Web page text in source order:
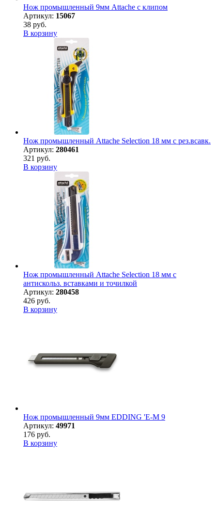
Нож промышленный 9мм Attache с клипом
Артикул: 15067
38 руб.
В корзину
Нож промышленный Attache Selection 18 мм с рез.всавк.
Артикул: 280461
321 руб.
В корзину
Нож промышленный Attache Selection 18 мм с
антискольз. вставками и точилкой
Артикул: 280458
426 руб.
В корзину
Нож промышленный 9мм EDDING 'E-M 9
Артикул: 49971
176 руб.
В корзину